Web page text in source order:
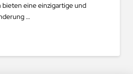
bieten eine einzigartige und
…